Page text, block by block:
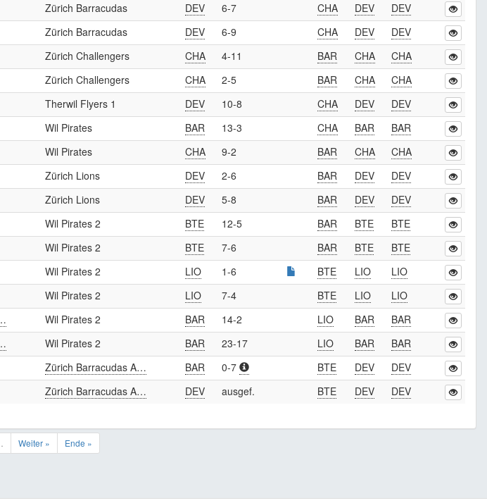
Zürich Barracudas DEV 6-7 CHA DEV
DEV
Zürich Barracudas DEV 6-9 CHA DEV
DEV
Zürich Challengers CHA 4-11 BAR CHA
CHA
Zürich Challengers CHA 2-5 BAR CHA
CHA
Therwil Flyers 1 DEV 10-8 CHA DEV
DEV
Wil Pirates BAR 13-3 CHA BAR
BAR
Wil Pirates CHA 9-2 BAR CHA
CHA
Zürich Lions DEV 2-6 BAR DEV
DEV
Zürich Lions DEV 5-8 BAR DEV
DEV
Wil Pirates 2 BTE 12-5 BAR BTE
BTE
Wil Pirates 2 BTE 7-6 BAR BTE
BTE
Wil Pirates 2 LIO 1-6 BTE LIO
LIO
Wil Pirates 2 LIO 7-4 BTE LIO
LIO
Wil Pirates 2 BAR 14-2 LIO BAR
BAR
Wil Pirates 2 BAR 23-17 LIO BAR
BAR
Zürich Barracudas A… BAR 0-7 BTE DEV
DEV
Zürich Barracudas A… DEV ausgef. BTE DEV DEV
Weiter » Ende »